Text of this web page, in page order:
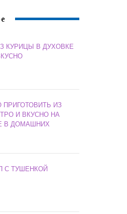
КУРИЦЫ В ДУХОВКЕ
ИЗ
И ВКУСНО НА
В ДОМАШНИХ
С ТУШЕНКОЙ